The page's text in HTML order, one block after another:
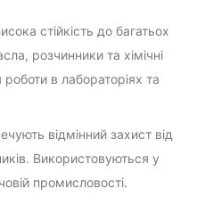
стійкість до багатьох
розчинники та хімічні
в лабораторіях та
відмінний захист від
Використовуються у
промисловості.